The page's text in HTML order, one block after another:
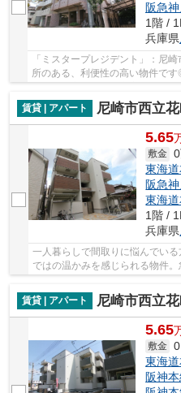
阪急
1階 /
兵庫県
「ミスタープレジデント」：尼
所のある、利便性の高い物件で
賃貸 | アパート
尼崎市西立
5.65
敷金
東海
阪急
東海
1階 /
兵庫県
一人暮らしで間取りに悩んでい
ではの温かみを感じられる物件
賃貸 | アパート
尼崎市西立
5.65
敷金
東海
阪神